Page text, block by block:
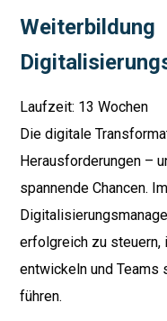
Weiterbildung
Laufzeit: 13 Wochen
Die digitale
Herausforderungen –
spannende Chancen.
erfolgreich zu steuern,
entwickeln und Teams
führen.